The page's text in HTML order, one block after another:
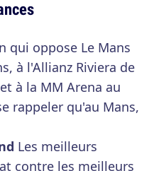
qui oppose Le Mans
à l'Allianz Riviera de
à la MM Arena au
rappeler qu'au Mans,
Les meilleurs
contre les meilleurs